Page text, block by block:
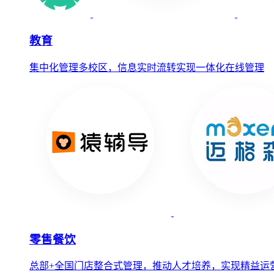
教育
集中化管理多校区，信息实时流转实现一体化在线管理
零售餐饮
总部+全国门店整合式管理，推动人才培养，实现精益运